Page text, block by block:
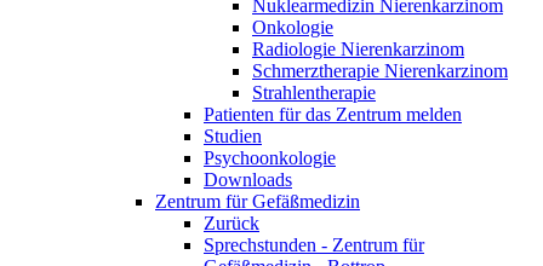
Nuklearmedizin Nierenkarzinom
Onkologie
Radiologie Nierenkarzinom
Schmerztherapie Nierenkarzinom
Strahlentherapie
Patienten für das Zentrum melden
Studien
Psychoonkologie
Downloads
Zentrum für Gefäßmedizin
Zurück
Sprechstunden - Zentrum für